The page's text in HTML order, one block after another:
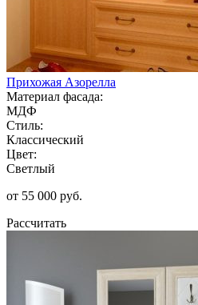
Прихожая Азорелла
Материал фасада:
МДФ
Стиль:
Классический
Цвет:
Светлый
от 55 000 руб.
Рассчитать